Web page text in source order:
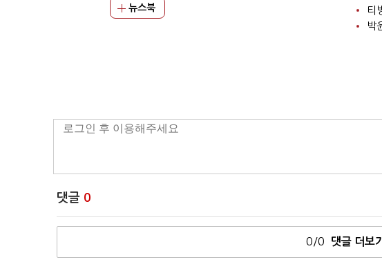
뉴스북
댓글 0
0/0 댓글 더보기